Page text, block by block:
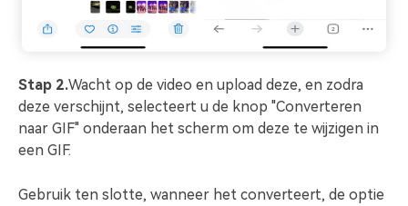
Stap 2.Wacht op de video en upload deze, en zodra
deze verschijnt, selecteert u de knop "Converteren
naar GIF" onderaan het scherm om deze te wijzigen in
een GIF.
Gebruik ten slotte, wanneer het converteert, de optie